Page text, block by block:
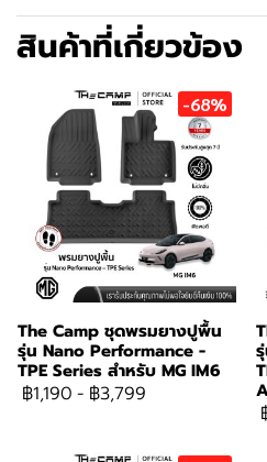
สินค้าที่เกี่ยวข้อง
-68%
The Camp ชุดพรมยางปูพื้น
รุ่น Nano Performance -
TPE Series สำหรับ MG IM6
฿1,190 - ฿3,799